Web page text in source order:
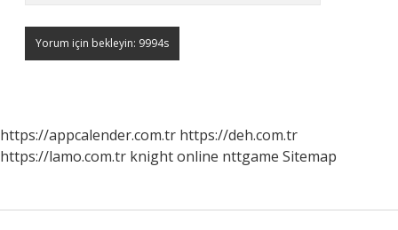
https://appcalender.com.tr https://deh.com.tr
https://lamo.com.tr knight online nttgame Sitemap